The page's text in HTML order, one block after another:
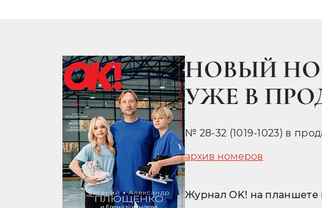
НОВЫЙ
УЖЕ В
№ 28-32 (1019-1023) в
архив номеров
Журнал OK! на